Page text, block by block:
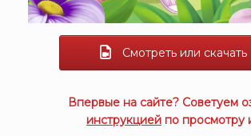
Смотреть или скачать
Впервые на сайте? Советуем
инструкцией по просмотру